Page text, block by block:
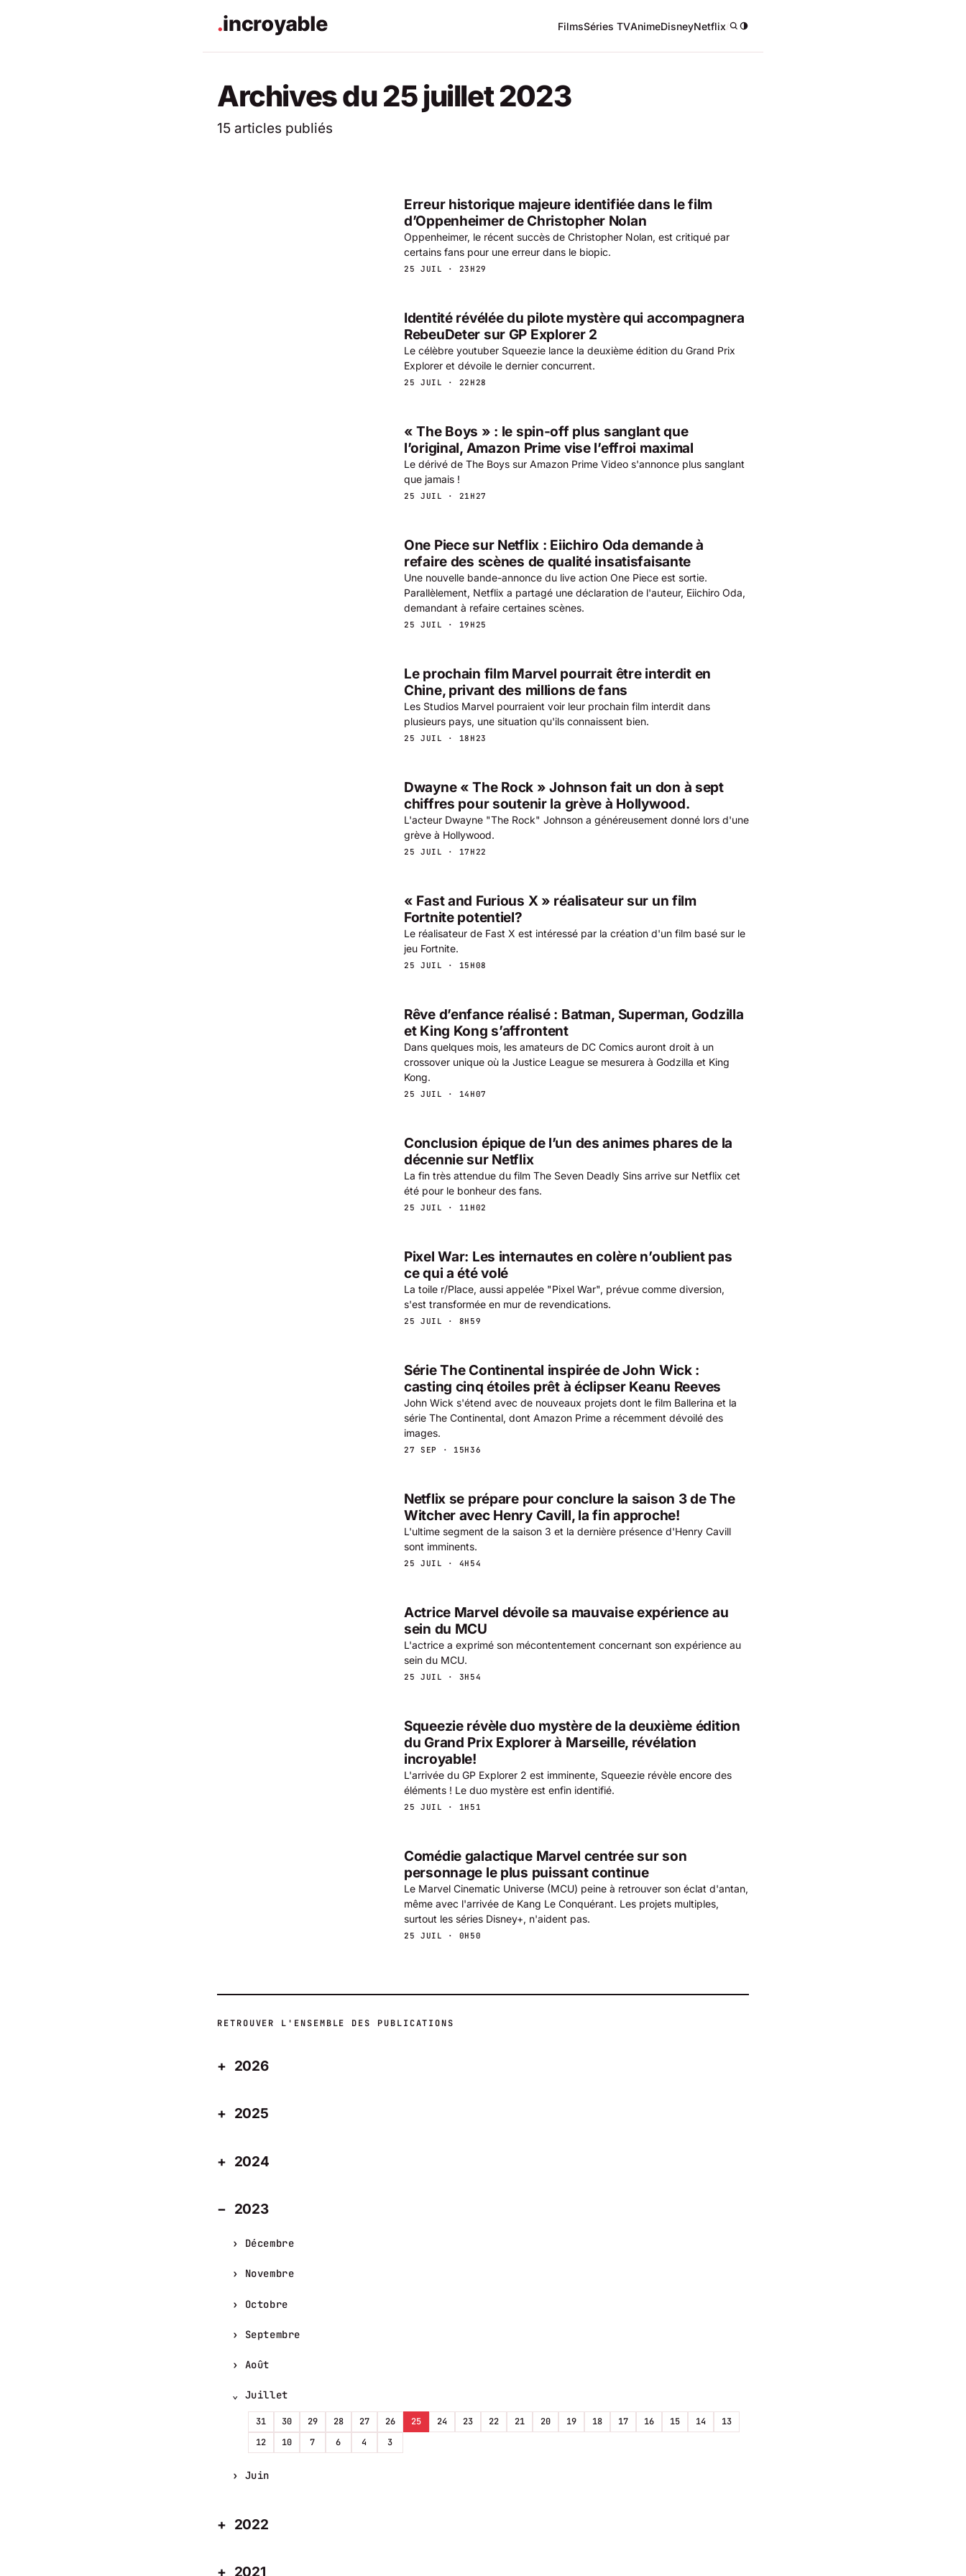
FilmsSéries TVAnimeDisneyNetflix/
Archives du 25 juillet 2023
15 articles publiés
Erreur historique majeure identifiée dans le film
d’Oppenheimer de Christopher Nolan
Oppenheimer, le récent succès de Christopher Nolan, est critiqué par
certains fans pour une erreur dans le biopic.
25 JUIL · 23H29
Identité révélée du pilote mystère qui accompagnera
RebeuDeter sur GP Explorer 2
Le célèbre youtuber Squeezie lance la deuxième édition du Grand Prix
Explorer et dévoile le dernier concurrent.
25 JUIL · 22H28
« The Boys » : le spin-off plus sanglant que
l’original, Amazon Prime vise l’effroi maximal
Le dérivé de The Boys sur Amazon Prime Video s'annonce plus sanglant
que jamais !
25 JUIL · 21H27
One Piece sur Netflix : Eiichiro Oda demande à
refaire des scènes de qualité insatisfaisante
Une nouvelle bande-annonce du live action One Piece est sortie.
Parallèlement, Netflix a partagé une déclaration de l'auteur, Eiichiro Oda,
demandant à refaire certaines scènes.
25 JUIL · 19H25
Le prochain film Marvel pourrait être interdit en
Chine, privant des millions de fans
Les Studios Marvel pourraient voir leur prochain film interdit dans
plusieurs pays, une situation qu'ils connaissent bien.
25 JUIL · 18H23
Dwayne « The Rock » Johnson fait un don à sept
chiffres pour soutenir la grève à Hollywood.
L'acteur Dwayne "The Rock" Johnson a généreusement donné lors d'une
grève à Hollywood.
25 JUIL · 17H22
« Fast and Furious X » réalisateur sur un film
Fortnite potentiel?
Le réalisateur de Fast X est intéressé par la création d'un film basé sur le
jeu Fortnite.
25 JUIL · 15H08
Rêve d’enfance réalisé : Batman, Superman, Godzilla
et King Kong s’affrontent
Dans quelques mois, les amateurs de DC Comics auront droit à un
crossover unique où la Justice League se mesurera à Godzilla et King
Kong.
25 JUIL · 14H07
Conclusion épique de l’un des animes phares de la
décennie sur Netflix
La fin très attendue du film The Seven Deadly Sins arrive sur Netflix cet
été pour le bonheur des fans.
25 JUIL · 11H02
Pixel War: Les internautes en colère n’oublient pas
ce qui a été volé
La toile r/Place, aussi appelée "Pixel War", prévue comme diversion,
s'est transformée en mur de revendications.
25 JUIL · 8H59
Série The Continental inspirée de John Wick :
casting cinq étoiles prêt à éclipser Keanu Reeves
John Wick s'étend avec de nouveaux projets dont le film Ballerina et la
série The Continental, dont Amazon Prime a récemment dévoilé des
images.
27 SEP · 15H36
Netflix se prépare pour conclure la saison 3 de The
Witcher avec Henry Cavill, la fin approche!
L'ultime segment de la saison 3 et la dernière présence d'Henry Cavill
sont imminents.
25 JUIL · 4H54
Actrice Marvel dévoile sa mauvaise expérience au
sein du MCU
L'actrice a exprimé son mécontentement concernant son expérience au
sein du MCU.
25 JUIL · 3H54
Squeezie révèle duo mystère de la deuxième édition
du Grand Prix Explorer à Marseille, révélation
incroyable!
L'arrivée du GP Explorer 2 est imminente, Squeezie révèle encore des
éléments ! Le duo mystère est enfin identifié.
25 JUIL · 1H51
Comédie galactique Marvel centrée sur son
personnage le plus puissant continue
Le Marvel Cinematic Universe (MCU) peine à retrouver son éclat d'antan,
même avec l'arrivée de Kang Le Conquérant. Les projets multiples,
surtout les séries Disney+, n'aident pas.
25 JUIL · 0H50
RETROUVER L'ENSEMBLE DES PUBLICATIONS
2026
2025
2024
2023
Décembre
Novembre
Octobre
Septembre
Août
Juillet
31 30 29 28 27 26 25 24 23 22 21 20 19 18 17 16 15 14
13
12
10 7 6 4 3
Juin
2022
2021